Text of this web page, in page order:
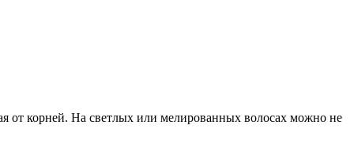
от корней. На светлых или мелированных волосах можно не